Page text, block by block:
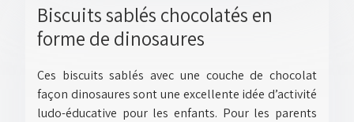
Biscuits sablés chocolatés en
forme de dinosaures
Ces biscuits sablés avec une couche de chocolat
façon dinosaures sont une excellente idée d’activité
ludo-éducative pour les enfants. Pour les parents